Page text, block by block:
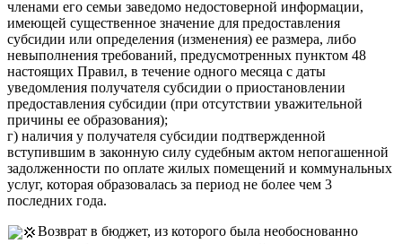
членами его семьи заведомо недостоверной информации,
имеющей существенное значение для предоставления
субсидии или определения (изменения) ее размера, либо
невыполнения требований, предусмотренных пунктом 48
настоящих Правил, в течение одного месяца с даты
уведомления получателя субсидии о приостановлении
предоставления субсидии (при отсутствии уважительной
причины ее образования);
г) наличия у получателя субсидии подтвержденной
вступившим в законную силу судебным актом непогашенной
задолженности по оплате жилых помещений и коммунальных
услуг, которая образовалась за период не более чем 3
последних года.
Возврат в бюджет, из которого была необоснованно